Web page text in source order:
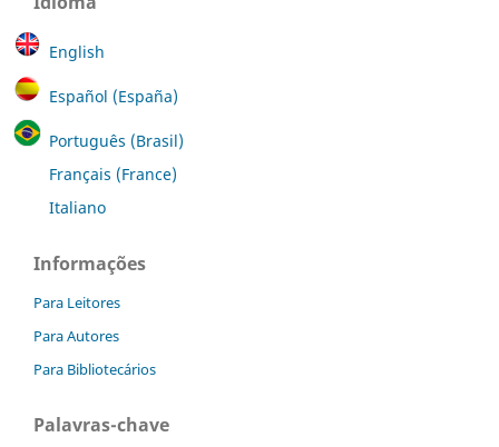
English
Español (España)
Português (Brasil)
Français (France)
Italiano
Informações
Para Leitores
Para Autores
Para Bibliotecários
Palavras-chave